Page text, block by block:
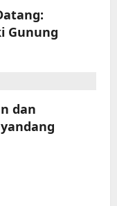
Gunung
dan